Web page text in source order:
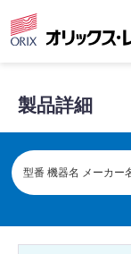
製品詳細